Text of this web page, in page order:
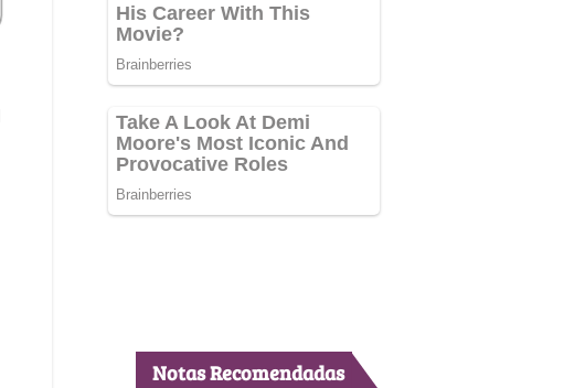
Notas Recomendadas